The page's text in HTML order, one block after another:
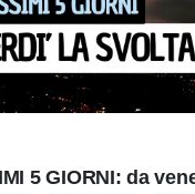
5 GIORNI: da